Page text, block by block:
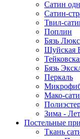
Сатин
Сатин-
Твил-
Поплин
Бязь Люкс
Шуйская
Бязь
Перкаль
Мако-
Зима -
Постельные
Ткань